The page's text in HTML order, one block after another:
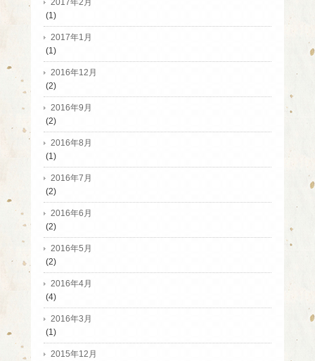
(1)
2017年1月
(1)
2016年12月
(2)
2016年9月
(2)
2016年8月
(1)
2016年7月
(2)
2016年6月
(2)
2016年5月
(2)
2016年4月
(4)
2016年3月
(1)
2015年12月